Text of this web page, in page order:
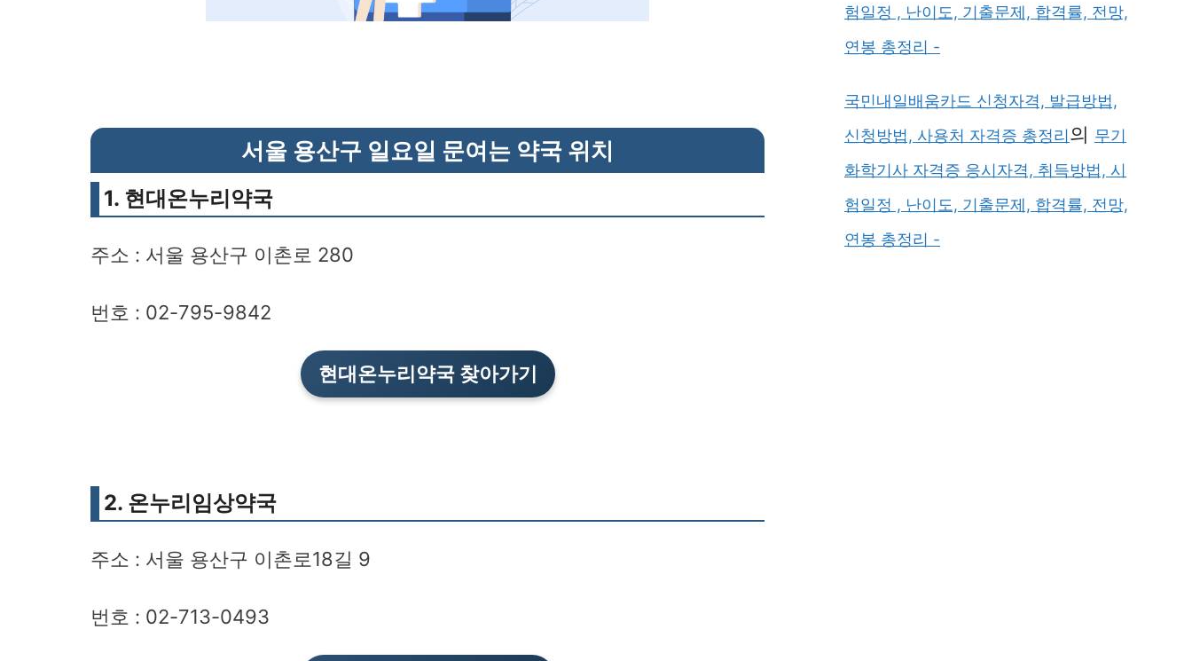
서울 용산구 일요일 문여는 약국 위치
1. 현대온누리약국
주소 : 서울 용산구 이촌로 280
번호 : 02-795-9842
현대온누리약국 찾아가기
2. 온누리임상약국
주소 : 서울 용산구 이촌로18길 9
번호 : 02-713-0493
험일정 , 난이도, 기출문제, 합격률, 전망,
연봉 총정리 -
국민내일배움카드 신청자격, 발급방법,
신청방법, 사용처 자격증 총정리의 무기
화학기사 자격증 응시자격, 취득방법, 시
험일정 , 난이도, 기출문제, 합격률, 전망,
연봉 총정리 -